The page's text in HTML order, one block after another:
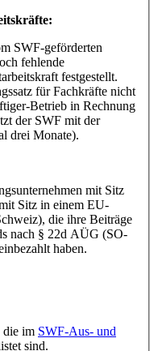
SWF-geförderten
fehlende
festgestellt.
für Fachkräfte nicht
Betrieb in Rechnung
der SWF mit der
drei Monate).
mit Sitz
Sitz in einem EU-
die ihre Beiträge
nach § 22d AÜG (SO-
haben.
die im SWF-Aus- und
sind.